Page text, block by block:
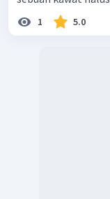
1 5.0